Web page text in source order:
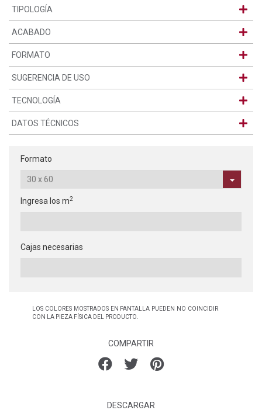
TIPOLOGÍA
ACABADO
FORMATO
SUGERENCIA DE USO
TECNOLOGÍA
DATOS TÉCNICOS
Formato
Ingresa los m2
Cajas necesarias
LOS COLORES MOSTRADOS EN PANTALLA PUEDEN NO COINCIDIR
CON LA PIEZA FÍSICA DEL PRODUCTO.
COMPARTIR
DESCARGAR